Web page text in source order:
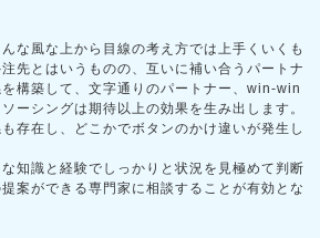
な風な上から目線の考え方では上手くいくも
先とはいうものの、互いに補い合うパートナ
構築して、文字通りのパートナー、win-win
ーシングは期待以上の効果を生み出します。
存在し、どこかでボタンのかけ違いが発生し
知識と経験でしっかりと状況を見極めて判断
案ができる専門家に相談することが有効とな